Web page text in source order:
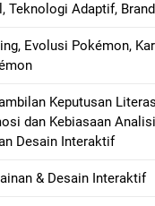
Teknologi Adaptif,
Evolusi Pokémon,
Keputusan
dan Kebiasaan
Desain Interaktif
& Desain Interaktif